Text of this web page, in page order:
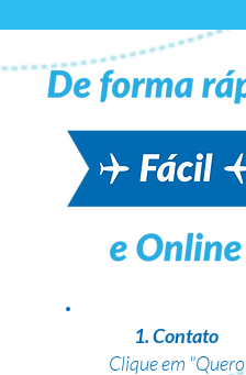
1. Contato
Clique em "Quero